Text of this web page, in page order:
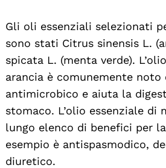
Gli oli essenziali selezionati
sono stati Citrus sinensis L.
spicata L. (menta verde).
arancia è comunemente noto
antimicrobico e aiuta la
stomaco. L’olio essenziale di
lungo elenco di benefici per
esempio è antispasmodico,
diuretico.